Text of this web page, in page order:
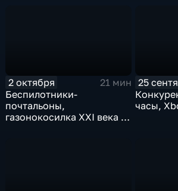
2 октября
21 мин
Беспилотники-
почтальоны,
газонокосилка XXI века и
25
часы,